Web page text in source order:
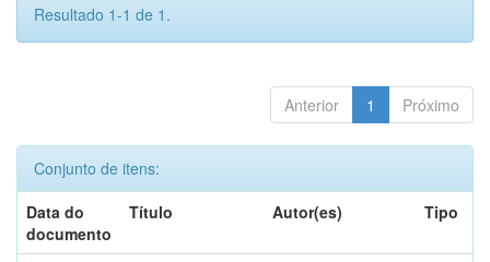
Resultado 1-1 de 1.
Anterior 1 Próximo
Conjunto de itens:
Data do
documento
Título Autor(es) Tipo